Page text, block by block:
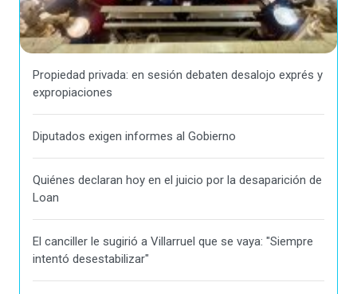
Propiedad privada: en sesión debaten desalojo exprés y
expropiaciones
Diputados exigen informes al Gobierno
Quiénes declaran hoy en el juicio por la desaparición de
Loan
El canciller le sugirió a Villarruel que se vaya: "Siempre
intentó desestabilizar"